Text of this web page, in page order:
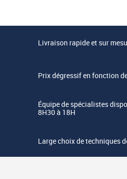
Livraison rapide et sur
Prix dégressif en fonction
Équipe de spécialistes
8H30 à 18H
Large choix de techniques